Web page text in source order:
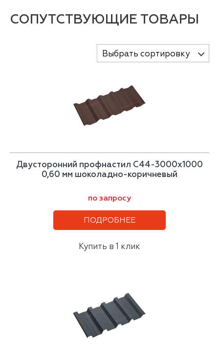
СОПУТСТВУЮЩИЕ ТОВАРЫ
Выбрать сортировку
Двусторонний профнастил С44-3000х1000
0,60 мм шоколадно-коричневый
по запросу
ПОДРОБНЕЕ
Купить в 1 клик